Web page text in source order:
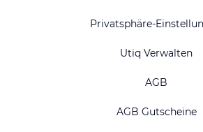
Privatsphäre-
Utiq Verwalten
AGB
AGB Gutscheine